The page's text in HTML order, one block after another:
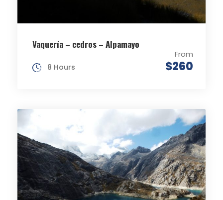
Vaquería – cedros – Alpamayo
From
$260
8 Hours